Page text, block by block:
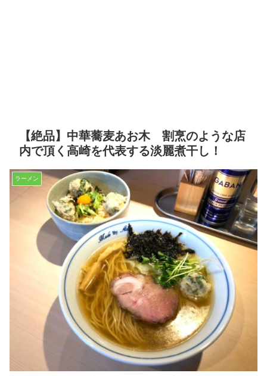
【絶品】中華蕎麦あお木 割烹のような店
内で頂く高崎を代表する淡麗煮干し！
ラーメン